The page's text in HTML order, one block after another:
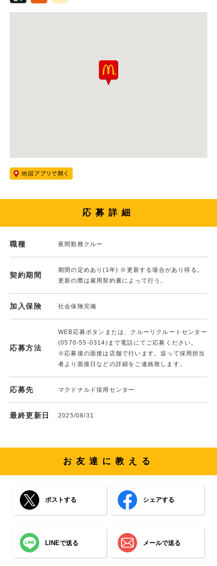
応募詳細
職種 夜間勤務クルー
契約期間
期間の定めあり(1年) ※更新する場合があり得る。
更新の際は雇用契約書によって行う。
加入保険 社会保険完備
応募方法
WEB応募ボタンまたは、クルーリクルートセンター
(0570-55-0314)まで電話にてご応募ください。
※応募後の面接は店舗で行います。追って採用担当
者より面接日などの詳細をご連絡致します。
応募先 マクドナルド採用センター
最終更新日 2025/08/31
お友達に教える
ポストする シェアする
LINEで送る メールで送る